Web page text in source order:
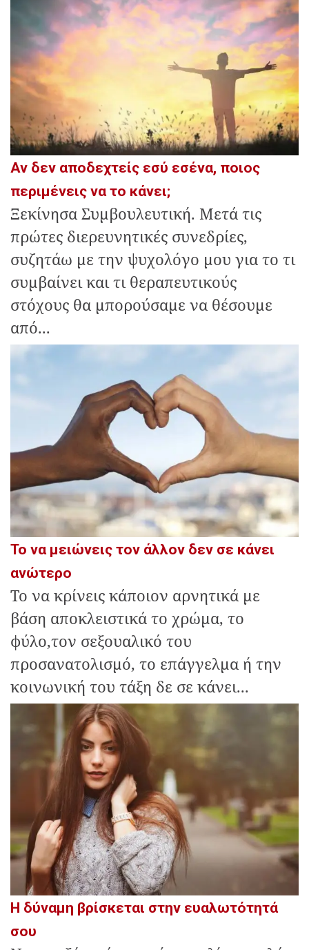
Αν δεν αποδεχτείς εσύ εσένα, ποιος
περιμένεις να το κάνει;
Ξεκίνησα Συμβουλευτική. Μετά τις
πρώτες διερευνητικές συνεδρίες,
συζητάω με την ψυχολόγο μου για το τι
συμβαίνει και τι θεραπευτικούς
στόχους θα μπορούσαμε να θέσουμε
από...
Το να μειώνεις τον άλλον δεν σε κάνει
ανώτερο
Το να κρίνεις κάποιον αρνητικά με
βάση αποκλειστικά το χρώμα, το
φύλο,τον σεξουαλικό του
προσανατολισμό, το επάγγελμα ή την
κοινωνική του τάξη δε σε κάνει...
Η δύναμη βρίσκεται στην ευαλωτότητά
σου